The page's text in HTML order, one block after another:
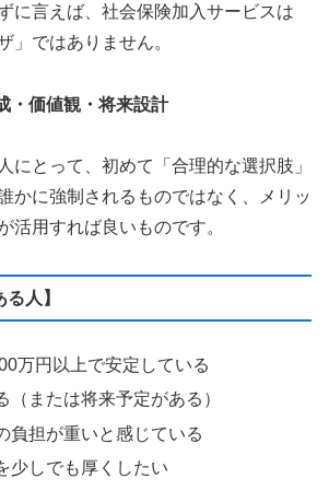
に言えば、社会保険加入サービスは
」ではありません。
・価値観・将来設計
にとって、初めて「合理的な選択肢」
かに強制されるものではなく、メリッ
活用すれば良いものです。
人】
万円以上で安定している
（または将来予定がある）
負担が重いと感じている
少しでも厚くしたい